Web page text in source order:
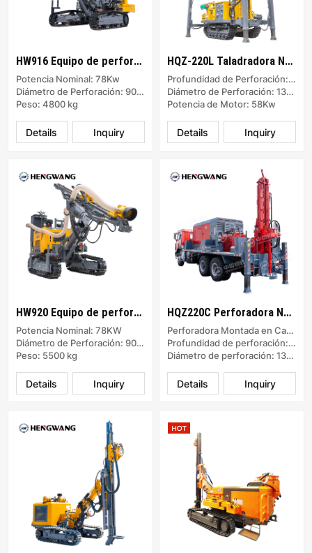
HW916 Equipo de perforación de superficie DTH separado
Potencia Nominal: 78Kw
Diámetro de Perforación: 90-100 mm
Peso: 4800 kg
Inquiry
Details
HQZ-220L Taladradora Neumática
Profundidad de Perforación: 220m
Diámetro de Perforación: 130-254mm
Potencia de Motor: 58Kw
Inquiry
Details
HW920 Equipo de perforación de superficie DTH separado
Potencia Nominal: 78KW
Diámetro de Perforación: 90-152 mm
Peso: 5500 kg
Inquiry
Details
HQZ220C Perforadora Neumática Montada en Vehículo
Perforadora Montada en Camión
Profundidad de perforación: 220m
Diámetro de perforación: 130-254mm
Inquiry
Details